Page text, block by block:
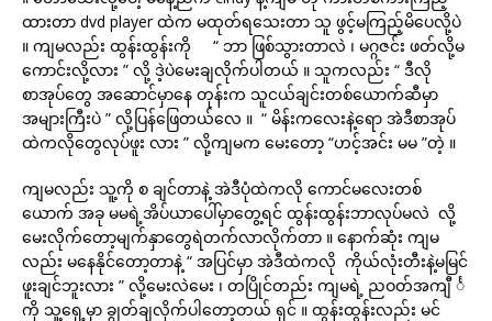
ထားတာ dvd player ထဲက မထုတ်ရသေးတာ သူ ဖွင့်မကြည့်မိပေလို့ပဲ
။ ကျမလည်း ထွန်းထွန်းကို “ ဘာ ဖြစ်သွားတာလဲ ၊ မဂ္ဂဇင်း ဖတ်လို့မ
ကောင်းလို့လား ” လို့ ဒဲ့ပဲမေးချလိုက်ပါတယ် ။ သူကလည်း “ ဒီလို
စာအုပ်တွေ အဆောင်မှာနေ တုန်းက သူငယ်ချင်းတစ်ယောက်ဆီမှာ
အများကြီးပဲ ” လို့ပြန်ဖြေတယ်လေ ။ “ မိန်းကလေးနဲ့ရော အဲဒီစာအုပ်
ထဲကလိုတွေလုပ်ဖူး လား ” လို့ကျမက မေးတော့ “ဟင့်အင်း မမ ”တဲ့ ။
ကျမလည်း သူ့ကို စ ချင်တာနဲ့ အဲဒီပုံထဲကလို ကောင်မလေးတစ်
ယောက် အခု မမရဲ့အိပ်ယာပေါ်မှာတွေ့ရင် ထွန်းထွန်းဘာလုပ်မလဲ လို့
မေးလိုက်တော့မျက်နှာတွေရဲတက်လာလိုက်တာ ။ နောက်ဆုံး ကျမ
လည်း မနေနိုင်တော့တာနဲ့ “ အပြင်မှာ အဲဒီထဲကလို ကိုယ်လုံးတီးနဲ့မမြင်
ဖူးချင်ဘူးလား ” လို့မေးလဲမေး ၊ တပြိုင်တည်း ကျမရဲ့ ညဝတ်အကျီ င်္
ကို သူ့ရှေ့မှာ ချွတ်ချလိုက်ပါတော့တယ် ရှင် ။ ထွန်းထွန်းလည်း မင်